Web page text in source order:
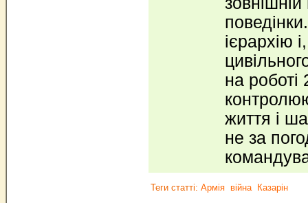
ієрархію
на роботі
життя і
не за
Теги статті: Армія війна Казарін